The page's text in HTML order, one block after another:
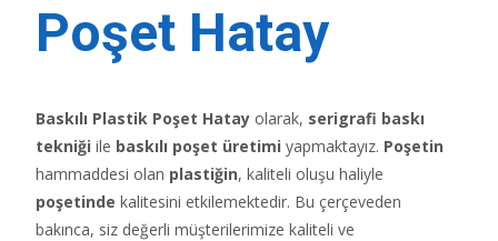
Poşet Hatay
Baskılı Plastik Poşet Hatay olarak, serigrafi baskı
tekniği ile baskılı poşet üretimi yapmaktayız. Poşetin
hammaddesi olan plastiğin, kaliteli oluşu haliyle
poşetinde kalitesini etkilemektedir. Bu çerçeveden
bakınca, siz değerli müşterilerimize kaliteli ve